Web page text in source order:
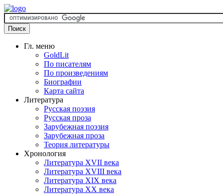
Гл. меню
GoldLit
По писателям
По произведениям
Биографии
Карта сайта
Литература
Русская поэзия
Русская проза
Зарубежная поэзия
Зарубежная проза
Теория литературы
Хронология
Литература XVII века
Литература XVIII века
Литература XIX века
Литература XX века